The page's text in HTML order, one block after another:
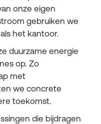
onze eigen
gebruiken we
het kantoor.
duurzame energie
op. Zo
met
we concrete
toekomst.
die bijdragen